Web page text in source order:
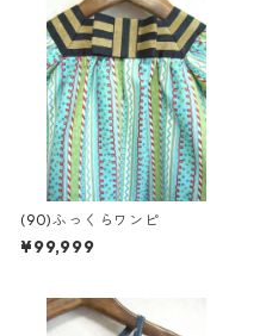
(90)ふっくらワンピ
¥99,999